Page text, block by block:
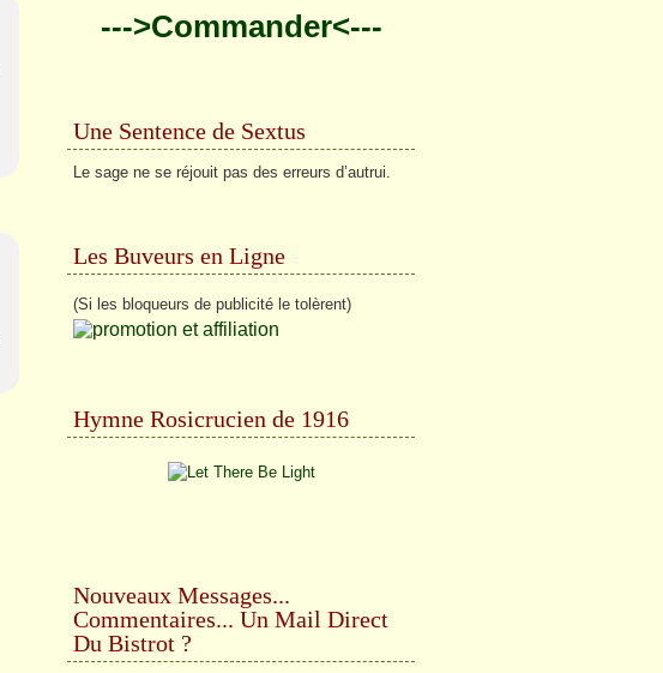
--->Commander<---
Une Sentence de Sextus
Le sage ne se réjouit pas des erreurs d’autrui.
Les Buveurs en Ligne
(Si les bloqueurs de publicité le tolèrent)
Hymne Rosicrucien de 1916
Nouveaux Messages...
Commentaires... Un Mail Direct
Du Bistrot ?